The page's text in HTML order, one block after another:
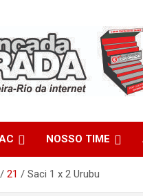
NOSSO TIME
21 Saci 1 x 2 Urubu